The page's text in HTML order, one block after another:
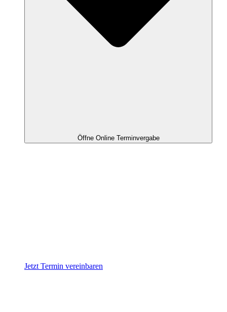
Öffne Online Terminvergabe
Jetzt Termin vereinbaren